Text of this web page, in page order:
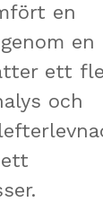
en
en
ett
och